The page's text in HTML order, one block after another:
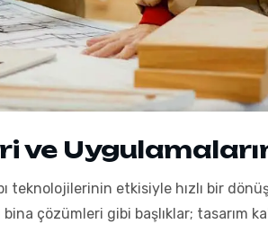
ve
teknolojilerinin etkisiyle hızlı bir
çözümleri gibi başlıklar; tasarım